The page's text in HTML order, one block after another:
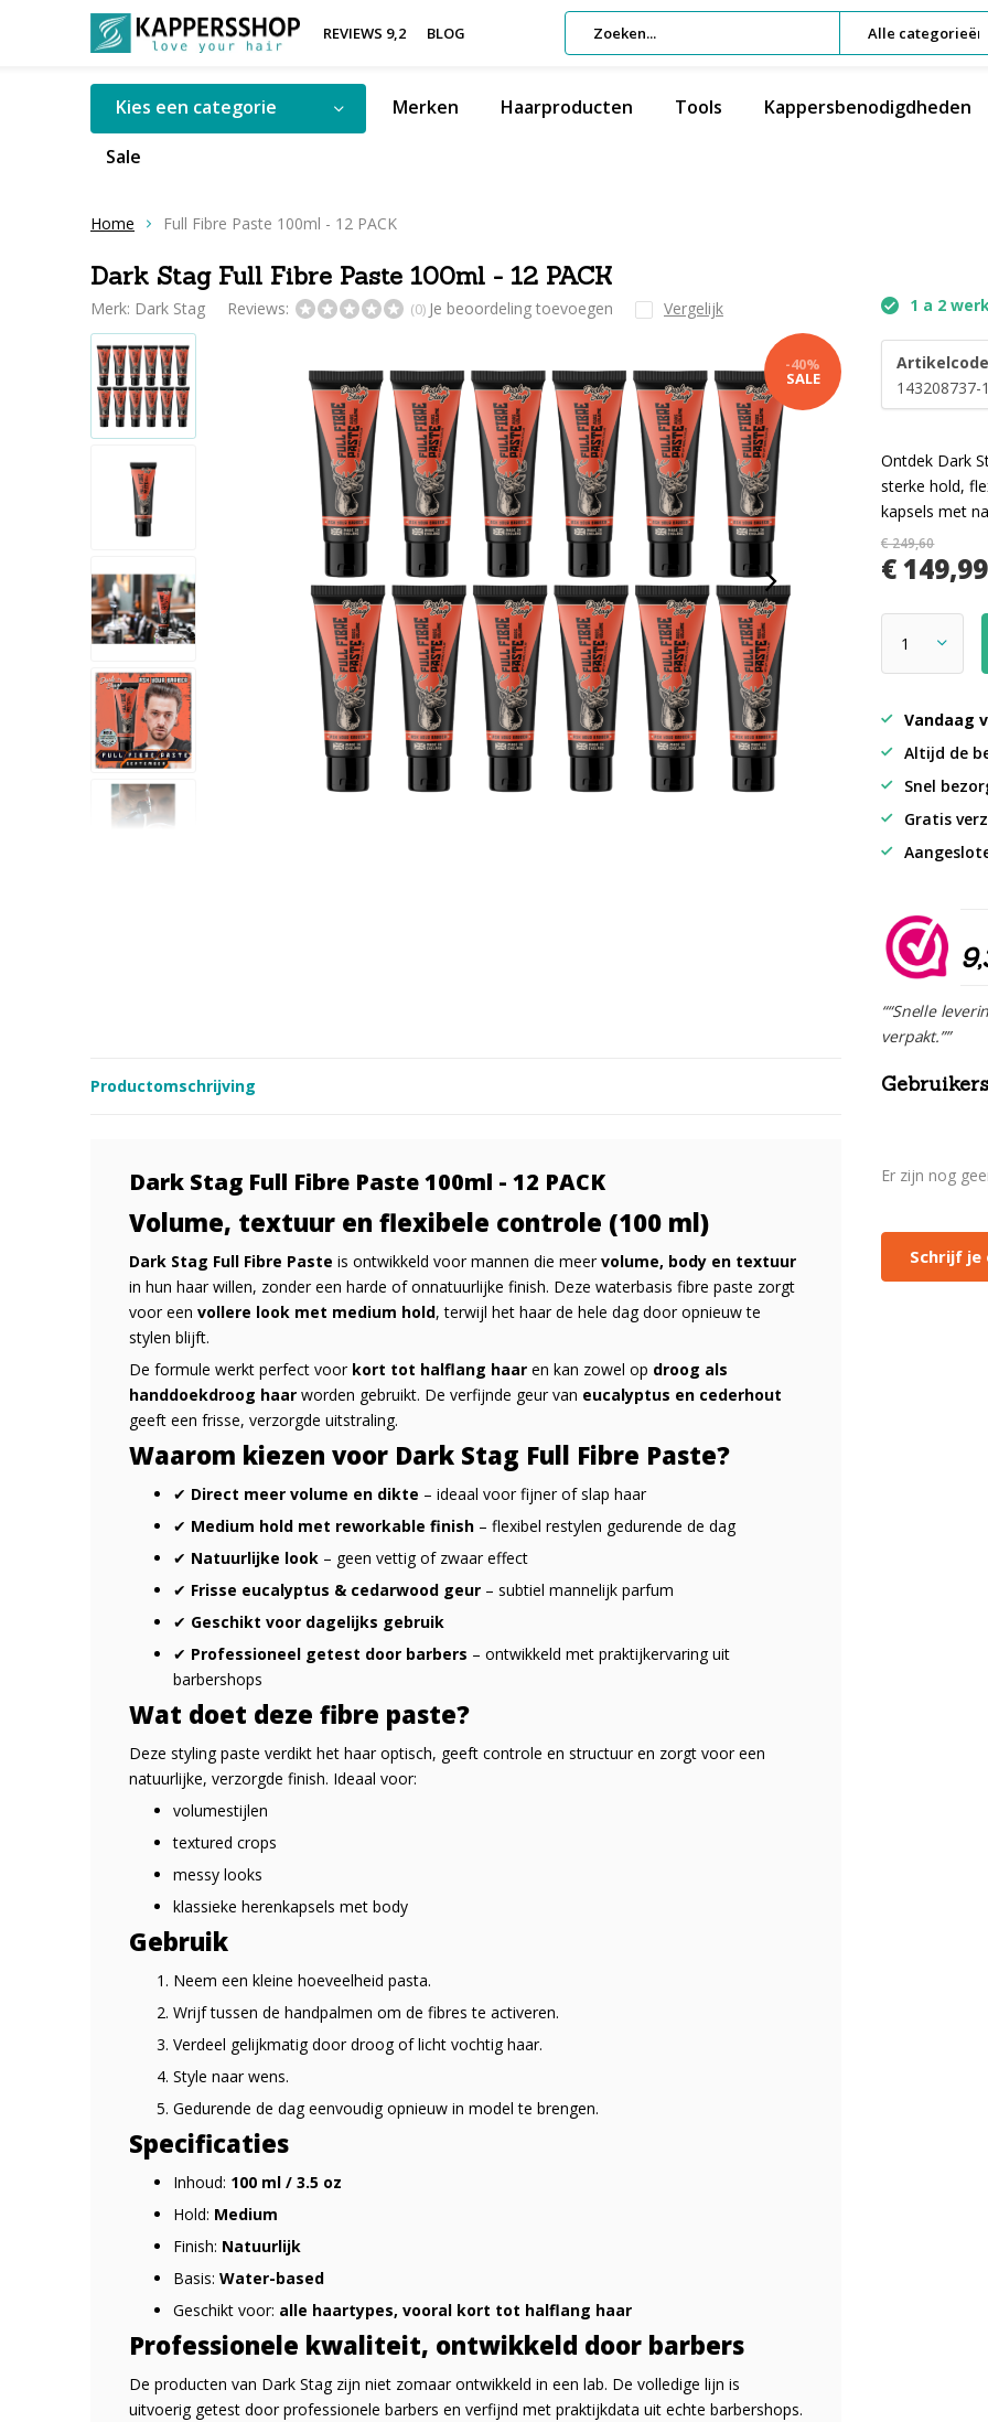
REVIEWS 9,2 BLOG Alle categorieën
Kies een categorie Merken Haarproducten Tools Kappersbenodigdheden
Sale
Home Full Fibre Paste 100ml - 12 PACK
Dark Stag Full Fibre Paste 100ml - 12 PACK
Merk: Dark Stag Reviews: (0) Je beoordeling toevoegen Vergelijk
-40%
SALE
1 a 2
143208737-
Ontdek Dark
sterke hold,
kapsels met
€ 249,60
€
Vandaag
Altijd de
Snel
Gratis
““Snelle
verpakt.””
Productomschrijving
Dark Stag Full Fibre Paste 100ml - 12 PACK
Volume, textuur en flexibele controle (100 ml)
Dark Stag Full Fibre Paste is ontwikkeld voor mannen die meervolume, body en textuur
in hun haar willen, zonder een harde of onnatuurlijke finish. Deze waterbasis fibre paste zorgt
voor een vollere look met medium hold, terwijl het haar de hele dag door opnieuw te
stylen blijft.
De formule werkt perfect voor kort tot halflang haar en kan zowel op droog als
handdoekdroog haar worden gebruikt. De verfijnde geur van eucalyptus en cederhout
geeft een frisse, verzorgde uitstraling.
Waarom kiezen voor Dark Stag Full Fibre Paste?
✔ Direct meer volume en dikte – ideaal voor fijner of slap haar
✔ Medium hold met reworkable finish – flexibel restylen gedurende de dag
✔ Natuurlijke look – geen vettig of zwaar effect
✔ Frisse eucalyptus & cedarwood geur – subtiel mannelijk parfum
✔ Geschikt voor dagelijks gebruik
✔ Professioneel getest door barbers – ontwikkeld met praktijkervaring uit
barbershops
Wat doet deze fibre paste?
Deze styling paste verdikt het haar optisch, geeft controle en structuur en zorgt voor een
natuurlijke, verzorgde finish. Ideaal voor:
volumestijlen
textured crops
messy looks
klassieke herenkapsels met body
Gebruik
Neem een kleine hoeveelheid pasta.
Wrijf tussen de handpalmen om de fibres te activeren.
Verdeel gelijkmatig door droog of licht vochtig haar.
Style naar wens.
Gedurende de dag eenvoudig opnieuw in model te brengen.
Specificaties
Inhoud: 100 ml / 3.5 oz
Hold: Medium
Finish: Natuurlijk
Basis: Water-based
Geschikt voor: alle haartypes, vooral kort tot halflang haar
Professionele kwaliteit, ontwikkeld door barbers
De producten van Dark Stag zijn niet zomaar ontwikkeld in een lab. De volledige lijn is
uitvoerig getest door professionele barbers en verfijnd met praktijkdata uit echte barbershops.
Er zijn nog
Schrijf